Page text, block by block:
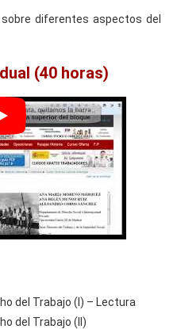
diferentes aspectos del
(40 horas)
del Trabajo (I) – Lectura
del Trabajo (II)